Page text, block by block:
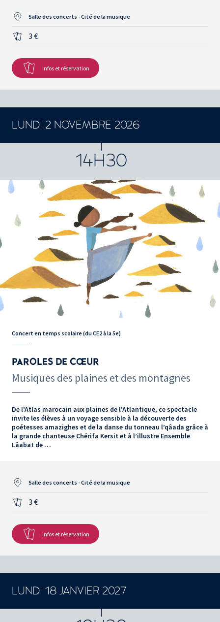
Salle des concerts - Cité de la musique
3 €
Infos et réservation
LUNDI 2 NOVEMBRE 2026
14H30
Concert en temps scolaire (du CE2 à la 5e)
PAROLES DE CŒUR
Musiques des plaines et des montagnes
De l’Atlas marocain aux plaines de l’Atlantique, ce spectacle
invite les élèves à un voyage sensible à la découverte des
poétesses amazighes et de la danse du tonneau l’qâada grâce à
la grande chanteuse Chérifa Kersit et à l’illustre Ensemble
Lâabat de …
Salle des concerts - Cité de la musique
3 €
Infos et réservation
LUNDI 18 JANVIER 2027